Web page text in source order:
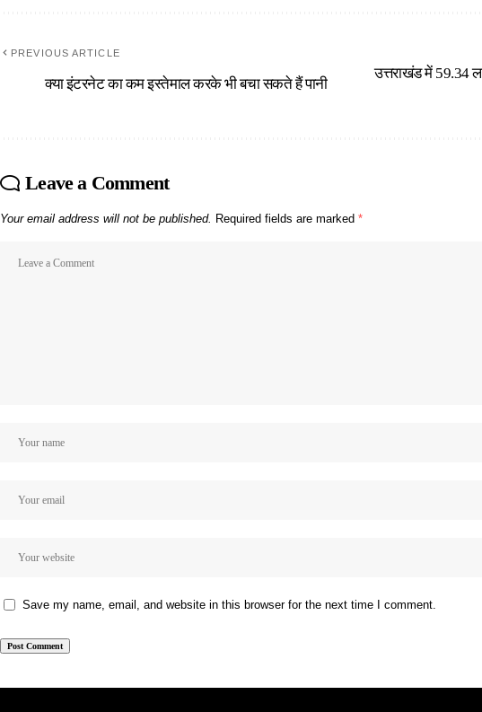
PREVIOUS ARTICLE
क्या इंटरनेट का कम इस्तेमाल करके भी बचा सकते हैं पानी
उत्तराखंड में 59.34
Leave a Comment
Your email address will not be published. Required fields are marked *
Save my name, email, and website in this browser for the next time I comment.